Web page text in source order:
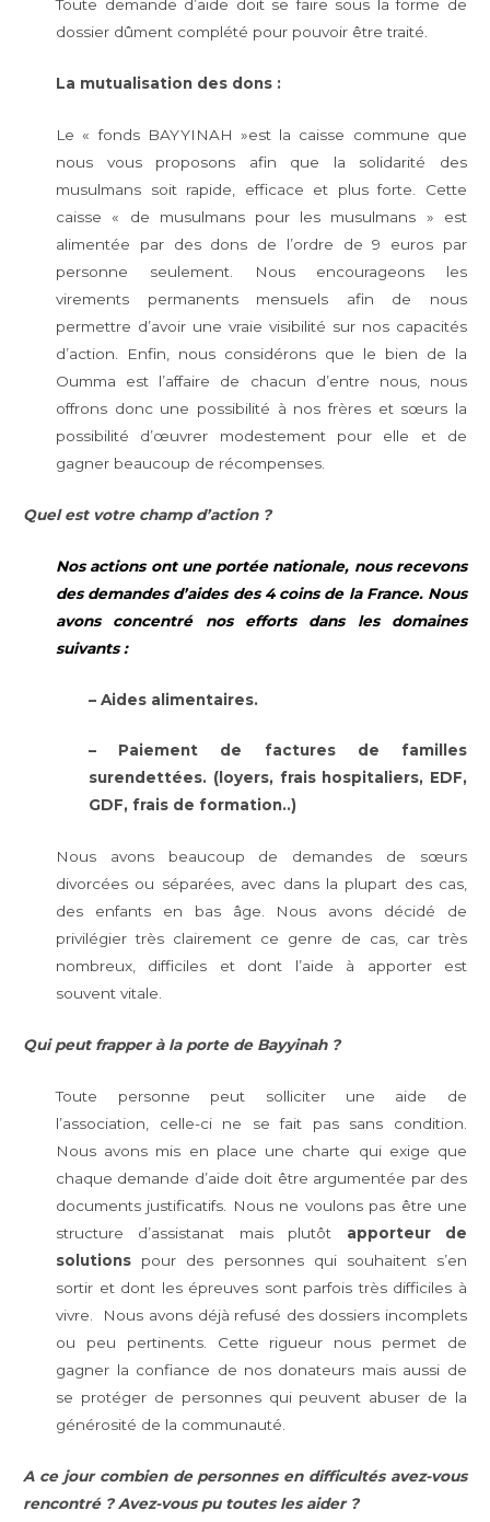
Toute demande d’aide doit se faire sous la forme de
dossier dûment complété pour pouvoir être traité.
La mutualisation des dons :
Le « fonds BAYYINAH »est la caisse commune que
nous vous proposons afin que la solidarité des
musulmans soit rapide, efficace et plus forte. Cette
caisse « de musulmans pour les musulmans » est
alimentée par des dons de l’ordre de 9 euros par
personne seulement. Nous encourageons les
virements permanents mensuels afin de nous
permettre d’avoir une vraie visibilité sur nos capacités
d’action. Enfin, nous considérons que le bien de la
Oumma est l’affaire de chacun d’entre nous, nous
offrons donc une possibilité à nos frères et sœurs la
possibilité d’œuvrer modestement pour elle et de
gagner beaucoup de récompenses.
Quel est votre champ d’action ?
Nos actions ont une portée nationale, nous recevons
des demandes d’aides des 4 coins de la France. Nous
avons concentré nos efforts dans les domaines
suivants :
–Aides alimentaires.
– Paiement de factures de familles
surendettées. (loyers, frais hospitaliers, EDF,
GDF, frais de formation..)
Nous avons beaucoup de demandes de sœurs
divorcées ou séparées, avec dans la plupart des cas,
des enfants en bas âge. Nous avons décidé de
privilégier très clairement ce genre de cas, car très
nombreux, difficiles et dont l’aide à apporter est
souvent vitale.
Qui peut frapper à la porte de Bayyinah ?
Toute personne peut solliciter une aide de
l’association, celle-ci ne se fait pas sans condition.
Nous avons mis en place une charte qui exige que
chaque demande d’aide doit être argumentée par des
documents justificatifs. Nous ne voulons pas être une
structure d’assistanat mais plutôt apporteur de
solutions pour des personnes qui souhaitent s’en
sortir et dont les épreuves sont parfois très difficiles à
vivre. Nous avons déjà refusé des dossiers incomplets
ou peu pertinents. Cette rigueur nous permet de
gagner la confiance de nos donateurs mais aussi de
se protéger de personnes qui peuvent abuser de la
générosité de la communauté.
A ce jour combien de personnes en difficultés avez-vous
rencontré ? Avez-vous pu toutes les aider ?